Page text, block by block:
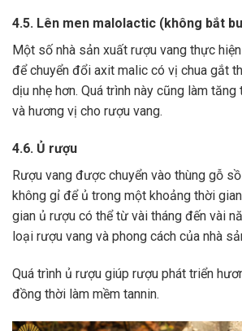
4.5. Lên men malolactic (không bắt
Một số nhà sản xuất rượu vang thực
để chuyển đổi axit malic có vị chua gắt
dịu nhẹ hơn. Quá trình này cũng làm
và hương vị cho rượu vang.
4.6. Ủ rượu
Rượu vang được chuyển vào thùng gỗ
không gỉ để ủ trong một khoảng thời
gian ủ rượu có thể từ vài tháng đến vài
loại rượu vang và phong cách của nhà
Quá trình ủ rượu giúp rượu phát triển
đồng thời làm mềm tannin.